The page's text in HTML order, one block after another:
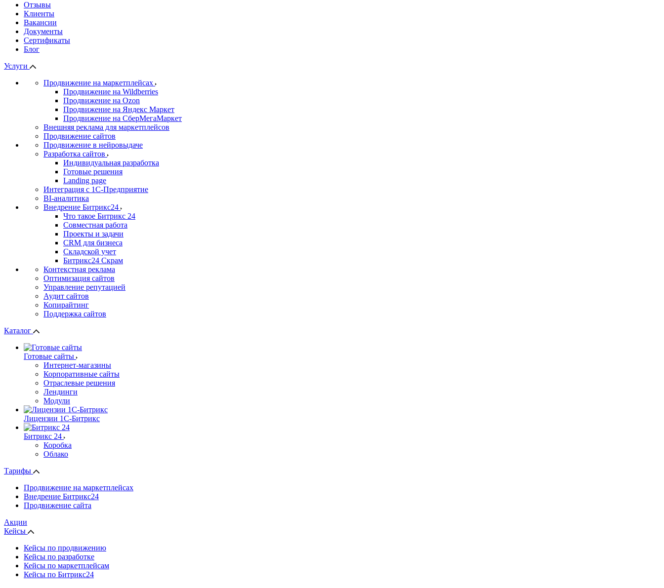
Отзывы
Клиенты
Вакансии
Документы
Сертификаты
Блог
Услуги
Продвижение на маркетплейсах
Продвижение на Wildberries
Продвижение на Ozon
Продвижение на Яндекс Маркет
Продвижение на СберМегаМаркет
Внешняя реклама для маркетплейсов
Продвижение сайтов
Продвижение в нейровыдаче
Разработка сайтов
Индивидуальная разработка
Готовые решения
Landing page
Интеграция с 1С-Предприятие
BI-аналитика
Внедрение Битрикс24
Что такое Битрикс 24
Совместная работа
Проекты и задачи
СRМ для бизнеса
Складской учет
Битрикс24 Скрам
Контекстная реклама
Оптимизация сайтов
Управление репутацией
Аудит сайтов
Копирайтинг
Поддержка сайтов
Каталог
Готовые сайты
Интернет-магазины
Корпоративные сайты
Отраслевые решения
Лендинги
Модули
Лицензии 1С-Битрикс
Битрикс 24
Коробка
Облако
Тарифы
Продвижение на маркетплейсах
Внедрение Битрикс24
Продвижение сайта
Акции
Кейсы
Кейсы по продвижению
Кейсы по разработке
Кейсы по маркетплейсам
Кейсы по Битрикс24